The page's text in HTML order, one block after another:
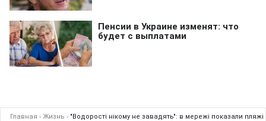
Главная › Жизнь › "Водорості нікому не завадять": в мережі показали пляжі